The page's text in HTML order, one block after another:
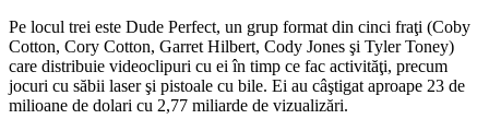
Pe locul trei este Dude Perfect, un grup format din cinci fraţi (Coby
Cotton, Cory Cotton, Garret Hilbert, Cody Jones şi Tyler Toney)
care distribuie videoclipuri cu ei în timp ce fac activităţi, precum
jocuri cu săbii laser şi pistoale cu bile. Ei au câştigat aproape 23 de
milioane de dolari cu 2,77 miliarde de vizualizări.